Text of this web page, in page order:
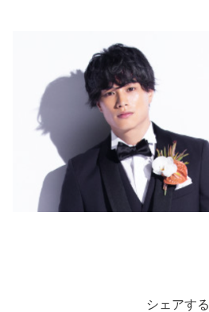
シェアする